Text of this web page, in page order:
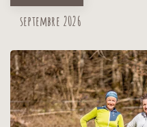
septembre 2026